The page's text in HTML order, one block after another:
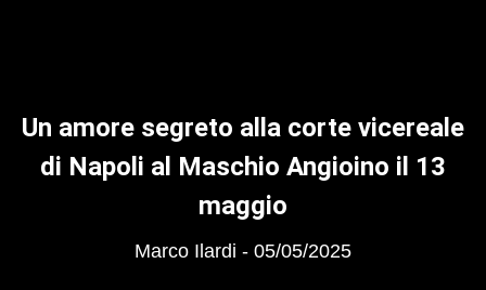
Un amore segreto alla corte vicereale
di Napoli al Maschio Angioino il 13
maggio
Marco Ilardi 05/05/2025